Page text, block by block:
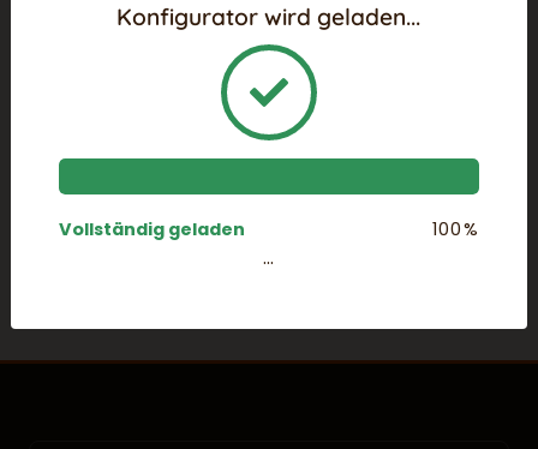
Konfigurator wird geladen...
...